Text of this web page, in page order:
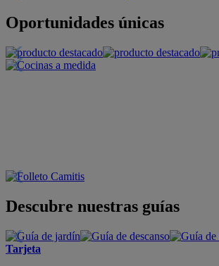
Oportunidades únicas
Descubre nuestras guías
Tarjeta